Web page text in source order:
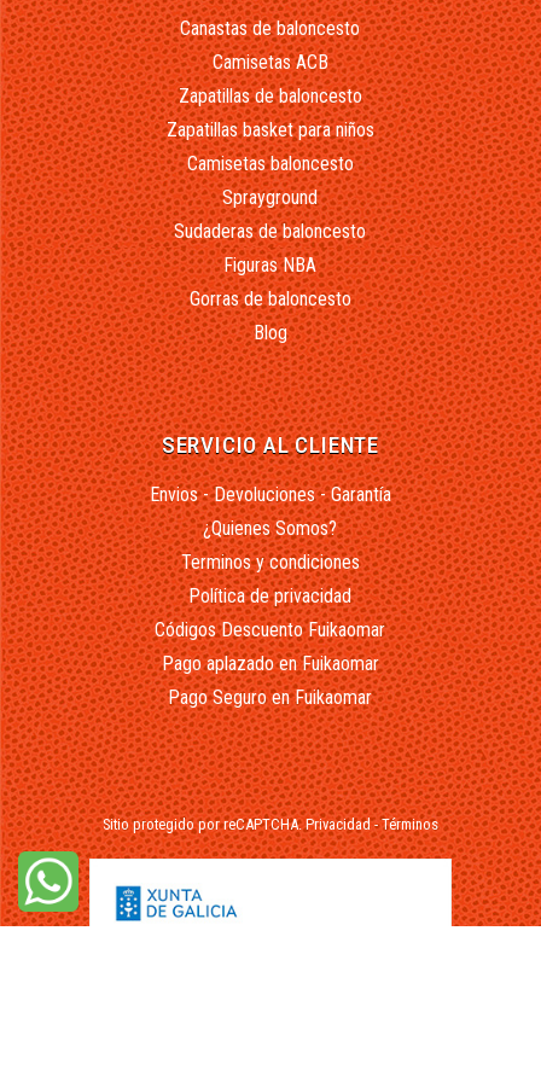
Canastas de baloncesto
Camisetas ACB
Zapatillas de baloncesto
Zapatillas basket para niños
Camisetas baloncesto
Sprayground
Sudaderas de baloncesto
Figuras NBA
Gorras de baloncesto
Blog
SERVICIO AL CLIENTE
Envios - Devoluciones - Garantía
¿Quienes Somos?
Terminos y condiciones
Política de privacidad
Códigos Descuento Fuikaomar
Pago aplazado en Fuikaomar
Pago Seguro en Fuikaomar
Sitio protegido por reCAPTCHA.Privacidad-Términos